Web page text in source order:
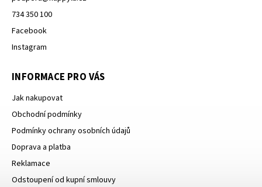
734 350 100
Facebook
Instagram
INFORMACE PRO VÁS
Jak nakupovat
Obchodní podmínky
Podmínky ochrany osobních údajů
Doprava a platba
Reklamace
Odstoupení od kupní smlouvy